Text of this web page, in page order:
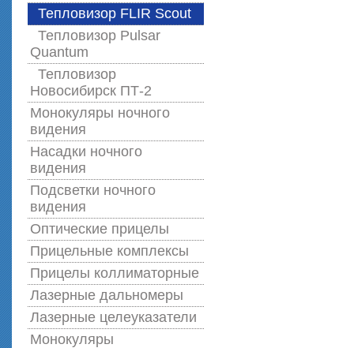
Тепловизор FLIR Scout
Тепловизор Pulsar
Quantum
Тепловизор
Новосибирск ПТ-2
Монокуляры ночного
видения
Насадки ночного
видения
Подсветки ночного
видения
Оптические прицелы
Прицельные комплексы
Прицелы коллиматорные
Лазерные дальномеры
Лазерные целеуказатели
Монокуляры